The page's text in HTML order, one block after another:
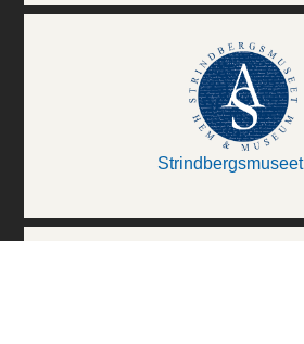
Strindbergsmuseet